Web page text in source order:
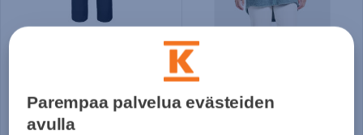
Norm. hinta:69,95€
30pv alin hinta: 49,95€
Didriksons
63€
Norm. hinta:120€
Parempaa palvelua evästeiden
avulla